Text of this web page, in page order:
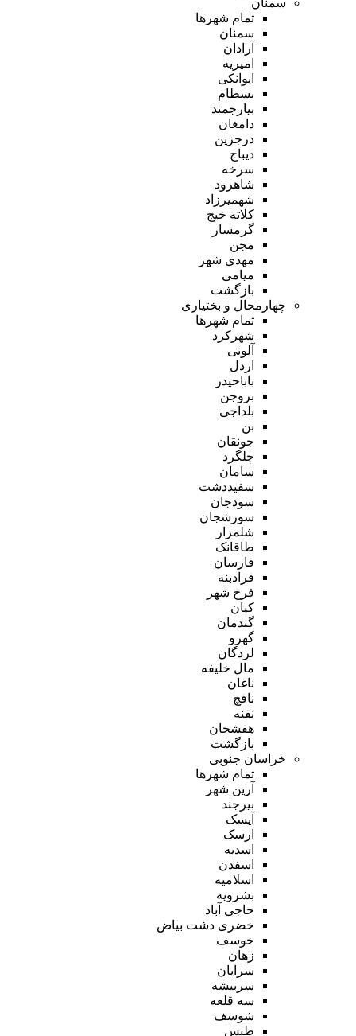
تمام شهر‌ها
سمنان
آرادان
امیریه
ایوانکی
بسطام
بیارجمند
دامغان
درجزین
دیباج
سرخه
شاهرود
شهمیرزاد
کلاته خیج
گرمسار
مجن
مهدی شهر
میامی
بازگشت
چهارمحال و بختیاری
تمام شهر‌ها
شهرکرد
آلونی
اردل
باباحیدر
بروجن
بلداجی
بن
جونقان
چلگرد
سامان
سفیددشت
سودجان
سورشجان
شلمزار
طاقانک
فارسان
فرادبنه
فرخ شهر
کیان
گندمان
گهرو
لردگان
مال خلیفه
ناغان
نافچ
نقنه
هفشجان
بازگشت
خراسان جنوبی
تمام شهر‌ها
آرین شهر
بیرجند
آیسک
ارسک
اسدیه
اسفدن
اسلامیه
بشرویه
حاجی آباد
خضری دشت بیاض
خوسف
زهان
سرایان
سربیشه
سه قلعه
شوسف
طبس